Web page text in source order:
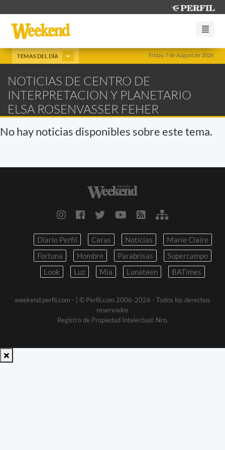
Friday 7 de August de 2026
TEMAS DEL DÍA
NOTICIAS DE CENTRO DE
INTERPRETACION Y PLANETARIO
ELSA ROSENVASSER FEHER
No hay noticias disponibles sobre este tema.
Diario Perfil Caras Noticias
Marie Claire
Fortuna
Hombre Parabrisas
Supercampo
Look
Luz Mia Lunateen BATimes
weekend.perfil.com -
| © Perfil.com 2006-2026 - Todos los derechos
reservados
Registro de Propiedad Intelectual: Nro.